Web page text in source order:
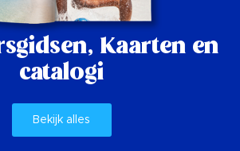
Kaarten en
catalogi
Bekijk alles